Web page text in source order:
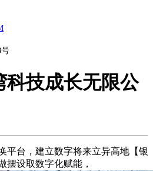
科技成长无限公
台，建立数字将来立异高地【银
摆设取数字化赋能，